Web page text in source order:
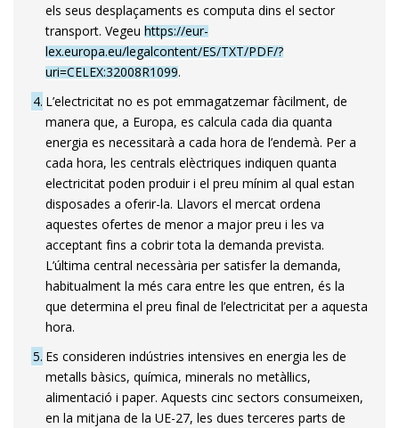
els seus desplaçaments es computa dins el sector
transport. Vegeu https://eur-
lex.europa.eu/legalcontent/ES/TXT/PDF/?
uri=CELEX:32008R1099.
4 L’electricitat no es pot emmagatzemar fàcilment, de
manera que, a Europa, es calcula cada dia quanta
energia es necessitarà a cada hora de l’endemà. Per a
cada hora, les centrals elèctriques indiquen quanta
electricitat poden produir i el preu mínim al qual estan
disposades a oferir-la. Llavors el mercat ordena
aquestes ofertes de menor a major preu i les va
acceptant fins a cobrir tota la demanda prevista.
L’última central necessària per satisfer la demanda,
habitualment la més cara entre les que entren, és la
que determina el preu final de l’electricitat per a aquesta
hora.
5 Es consideren indústries intensives en energia les de
metalls bàsics, química, minerals no metàl·lics,
alimentació i paper. Aquests cinc sectors consumeixen,
en la mitjana de la UE-27, les dues terceres parts de